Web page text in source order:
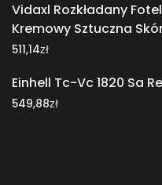
Vidaxl Rozkładany
Kremowy Sztuczna
511,14zł
Einhell Tc-Vc 1820 Sa
549,88zł